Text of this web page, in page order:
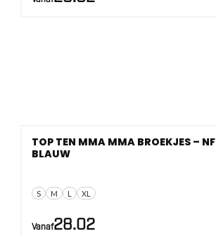
S M L XL
TOP TEN MMA MMA BROEKJES –
BLAUW
Vanaf28.02